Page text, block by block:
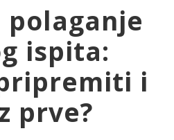
polaganje
ispita:
i
prve?